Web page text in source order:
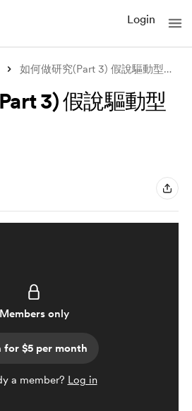
Login
如何做研究(Part 3) 假說驅動型研究
3) 假說驅動型
Members only
for $5 per month
a member? Log in